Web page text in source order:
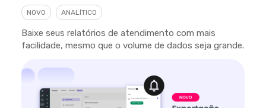
NOVO ANALÍTICO
Baixe seus relatórios de atendimento com mais
facilidade, mesmo que o volume de dados seja grande.